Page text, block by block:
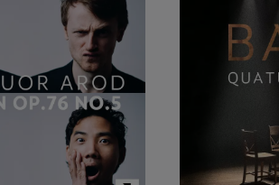
Das Quatuor Arod ist
Konzerthaus, Wiener
Konzerthuset, Luxemburger
gastieren bei zahlreichen
und beim Prager Frühling.
Das Quatuor Arod pflegt
Hope und mit Julia, Veronika
französischen Komponisten